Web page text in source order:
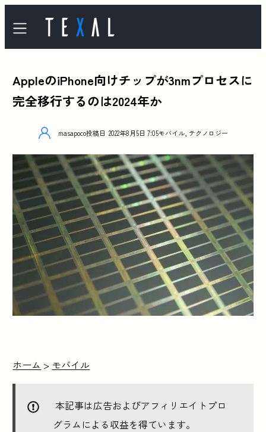
AppleのiPhone向けチップが3nmプロセスに
完全移行するのは2024年か
masapoco投稿日 2022年8月5日 7:05モバイル, テクノロジー
ホーム > モバイル
本記事は広告およびアフィリエイトプロ
グラムによる収益を得ています。